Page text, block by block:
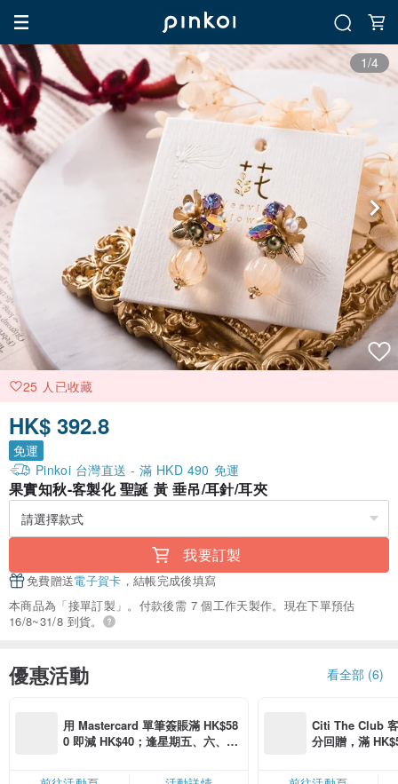
1/4
25 人已收藏
HK$ 392.8
免運
Pinkoi 台灣直送 - 滿 HKD 490 免運
果實知秋-客製化 聖誕 黃 垂吊/耳針/耳夾
我要訂製
免費贈送電子賀卡 ，結帳完成後填寫
本商品為「接單訂製」。付款後需 7 個工作天製作。現在下單預估
16/8~31/8 到貨。
優惠活動 看全部 (6)
用 Mastercard 單筆簽賬滿 HK$58
0 即減 HK$40；逢星期五、六、日
Citi The Club
分回贈，滿